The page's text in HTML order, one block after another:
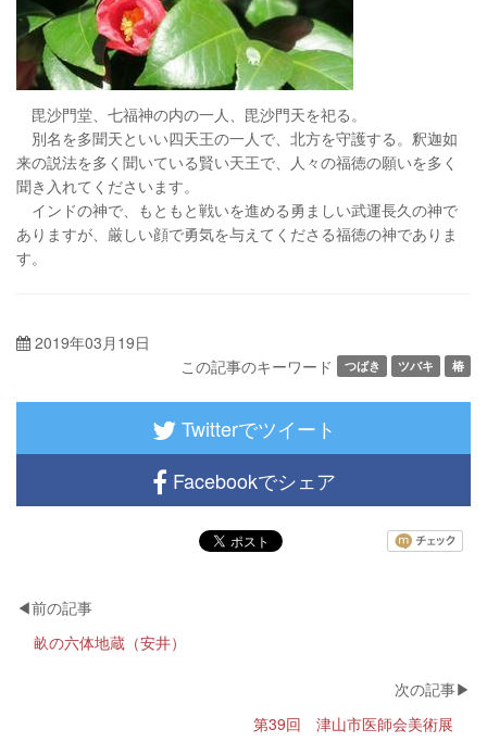
毘沙門堂、七福神の内の一人、毘沙門天を祀る。
別名を多聞天といい四天王の一人で、北方を守護する。釈迦如
来の説法を多く聞いている賢い天王で、人々の福徳の願いを多く
聞き入れてくださいます。
インドの神で、もともと戦いを進める勇ましい武運長久の神で
ありますが、厳しい顔で勇気を与えてくださる福徳の神でありま
す。
2019年03月19日
この記事のキーワード
つばき ツバキ 椿
Twitterでツイート
Facebookでシェア
畝の六体地蔵（安井）
第39回 津山市医師会美術展